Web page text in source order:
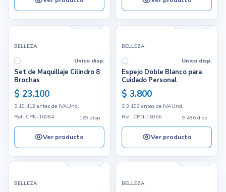
BELLEZA
Unico disp.
Set de Maquillaje Cilindro 8
Brochas
$ 23.100
$ 19.412 antes de IVAUnd.
Ref. CPN-16084
169 disp.
Ver producto
BELLEZA
Unico disp.
Espejo Doble Blanco para
Cuidado Personal
$ 3.800
$ 3.193 antes de IVAUnd.
Ref. CPN-16066
9.486 disp.
Ver producto
BELLEZA BELLEZA